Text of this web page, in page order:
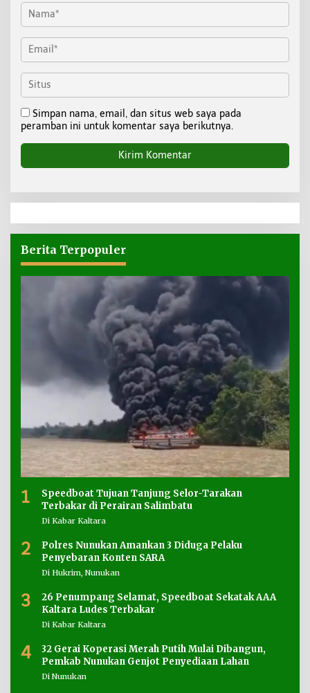
Simpan nama, email, dan situs web saya pada
peramban ini untuk komentar saya berikutnya.
Berita Terpopuler
1
Speedboat Tujuan Tanjung Selor-Tarakan
Terbakar di Perairan Salimbatu
Di Kabar Kaltara
2
Polres Nunukan Amankan 3 Diduga Pelaku
Penyebaran Konten SARA
Di Hukrim, Nunukan
3
26 Penumpang Selamat, Speedboat Sekatak AAA
Kaltara Ludes Terbakar
Di Kabar Kaltara
4
32 Gerai Koperasi Merah Putih Mulai Dibangun,
Pemkab Nunukan Genjot Penyediaan Lahan
Di Nunukan